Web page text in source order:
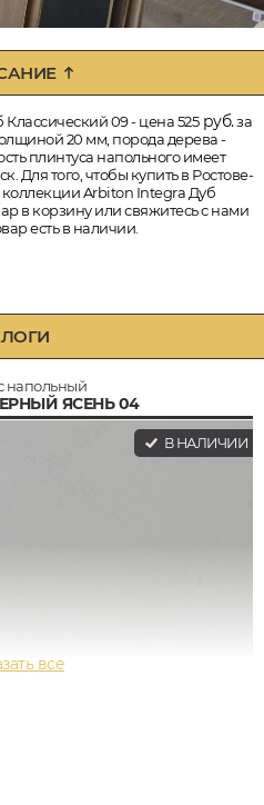
09 - цена 525руб.за
20 мм, порода дерева -
плинтуса напольного имеет
Для того, чтобы купить в Ростове-
Arbiton Integra Дуб
в корзину или свяжитесь с нами
есть в наличии.
напольный
ЯСЕНЬ 04
В НАЛИЧИИ